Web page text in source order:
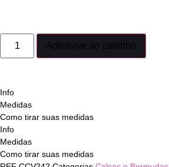
Adicionar ao carrinho
Info
Medidas
Como tirar suas medidas
Info
Medidas
Como tirar suas medidas